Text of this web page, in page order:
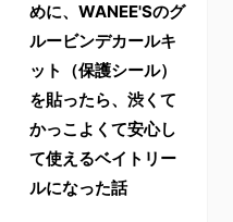
めに、WANEE'Sのグ
ルービンデカールキ
ット（保護シール）
を貼ったら、渋くて
かっこよくて安心し
て使えるベイトリー
ルになった話